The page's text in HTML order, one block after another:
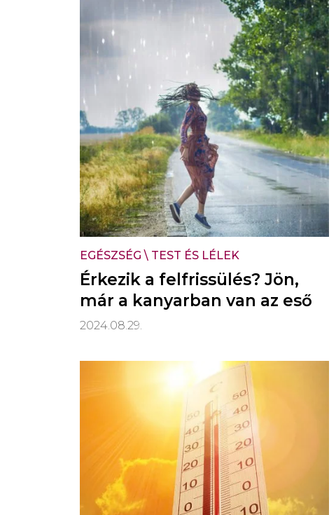
EGÉSZSÉG \ TEST ÉS LÉLEK
Érkezik a felfrissülés? Jön,
már a kanyarban van az eső
2024.08.29.